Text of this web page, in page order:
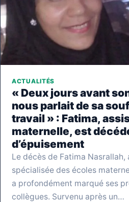
ACTUALITÉS
« Deux jours avant
nous parlait de sa
travail » : Fatima,
maternelle, est
d’épuisement
Le décès de Fatima
spécialisée des écoles
a profondément marqué ses
collègues. Survenu après un…